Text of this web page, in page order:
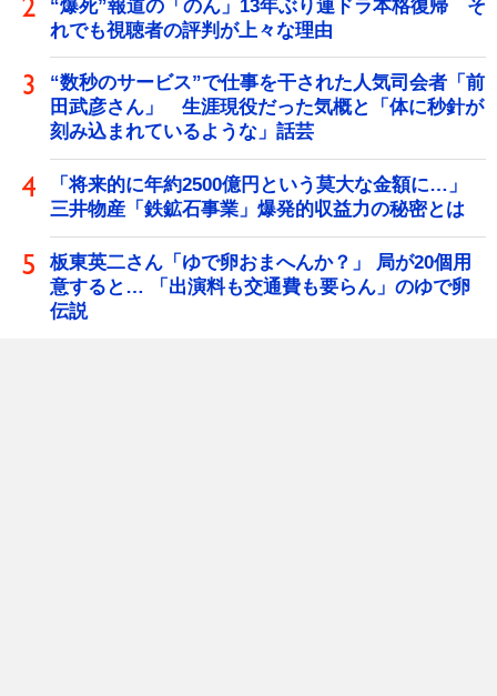
“爆死”報道の「のん」13年ぶり連ドラ本格復帰 そ
れでも視聴者の評判が上々な理由
“数秒のサービス”で仕事を干された人気司会者「前
田武彦さん」 生涯現役だった気概と「体に秒針が
刻み込まれているような」話芸
「将来的に年約2500億円という莫大な金額に…」
三井物産「鉄鉱石事業」爆発的収益力の秘密とは
板東英二さん「ゆで卵おまへんか？」 局が20個用
意すると… 「出演料も交通費も要らん」のゆで卵
伝説